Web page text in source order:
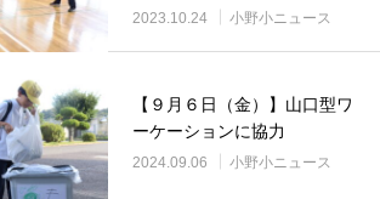
2023.10.24 小野小ニュース
【９月６日（金）】山口型ワ
ーケーションに協力
2024.09.06 小野小ニュース